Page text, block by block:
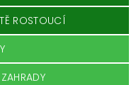
ROSTOUCÍ